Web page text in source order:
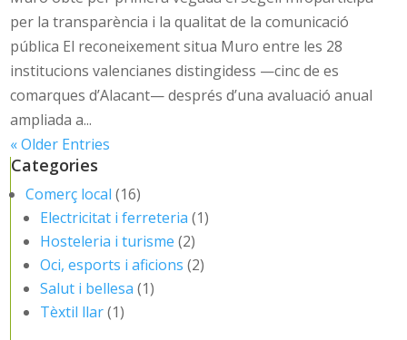
per la transparència i la qualitat de la comunicació
pública El reconeixement situa Muro entre les 28
institucions valencianes distingidess —cinc de es
comarques d’Alacant— després d’una avaluació anual
ampliada a...
« Older Entries
Categories
Comerç local (16)
Electricitat i ferreteria (1)
Hosteleria i turisme (2)
Oci, esports i aficions (2)
Salut i bellesa (1)
Tèxtil llar(1)